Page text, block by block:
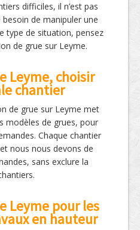
difficiles, il n’est pas
besoin de manipuler une
type de situation, pensez
de grue sur Leyme.
Leyme, choisir
chantier
de grue sur Leyme met
modèles de grues, pour
Chaque chantier
nous nous devons de
sans exclure la
Leyme pour les
en hauteur